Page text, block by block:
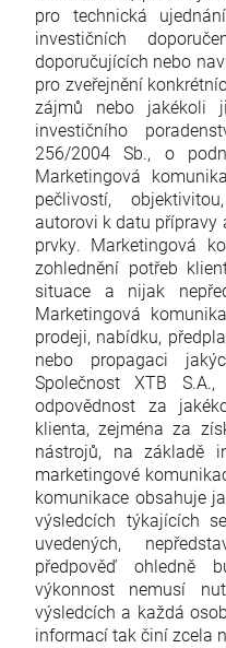
pro technická
investičních
doporučujících nebo
pro zveřejnění
zájmů nebo
investičního
256/2004 Sb., o
Marketingová
pečlivostí,
autorovi k datu přípravy
prvky. Marketingová
zohlednění potřeb
situace a nijak
Marketingová
prodeji, nabídku,
nebo propagaci
Společnost XTB
odpovědnost za
klienta, zejména za
nástrojů, na základě
marketingové
komunikace obsahuje
výsledcích týkajících
uvedených,
předpověď ohledně
výkonnost nemusí
výsledcích a každá
informací tak činí zcela